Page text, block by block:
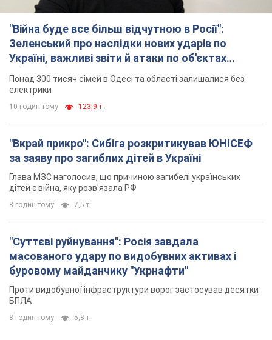
"Війна буде все більш відчутною в Росії":
Зеленський про наслідки нових ударів по
Україні, важливі звіти й атаки по об'єктах
ворога. Відео
Понад 300 тисяч сімей в Одесі та області залишалися без
електрики
10 годин тому 123,9 т.
"Вкрай прикро": Сибіга розкритикував ЮНІСЕФ
за заяву про загиблих дітей в Україні
Глава МЗС наголосив, що причиною загибелі українських
дітей є війна, яку розв'язала РФ
8 годин тому 7,5 т.
"Суттєві руйнування": Росія завдала
масованого удару по видобувних активах і
буровому майданчику "Укрнафти"
Проти видобувної інфраструктури ворог застосував десятки
БПЛА
8 годин тому 5,8 т.